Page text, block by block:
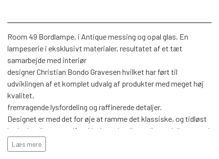
ENTRE
BELYSNING
REOLER
VÆGPANELER
SPEJLE
VÆGPANELER
SPEJLE
VÆGPANELER
SPEJLE
SPEJLE
PARKERING
AFHENTNING
MONTERING & LEVERING
Room 49 Bordlampe, i Antique messing og opal glas, En
lampeserie i eksklusivt materialer, resultatet af et tæt
samarbejde med interiør
designer Christian Bondo Gravesen hvilket har ført til
udviklingen af et komplet udvalg af produkter med meget høj
kvalitet,
fremragende lysfordeling og raffinerede detaljer.
Designet er med det for øje at ramme det klassiske, og tidløst
look, detaljerne er udført i højeste kvalitet, alle modeller er med
højglanspoleret 2-lagsglas.
På denne bordlampe ser man hvordan der er kræset for
Læs mere